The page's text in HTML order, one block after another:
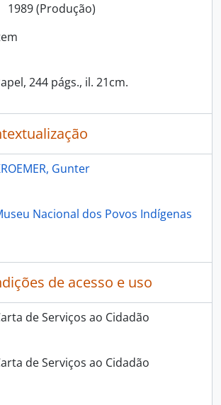
1989 (Produção)
244 págs., il. 21cm.
Gunter
Nacional dos Povos Indígenas
de acesso e uso
de Serviços ao Cidadão
de Serviços ao Cidadão